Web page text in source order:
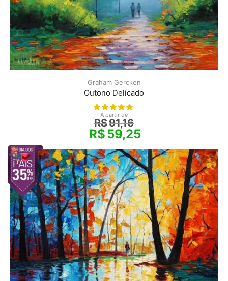
Graham Gercken
Outono Delicado
A partir de
R$91,16
R$59,25